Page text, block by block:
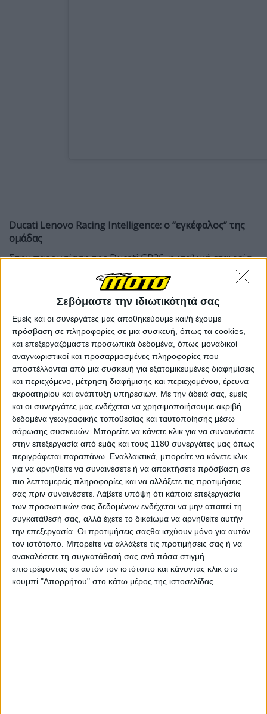
Σεβόμαστε την ιδιωτικότητά σας
Εμείς και οι συνεργάτες μας αποθηκεύουμε και/ή έχουμε
πρόσβαση σε πληροφορίες σε μια συσκευή, όπως τα cookies,
και επεξεργαζόμαστε προσωπικά δεδομένα, όπως μοναδικοί
αναγνωριστικοί και προσαρμοσμένες πληροφορίες που
αποστέλλονται από μια συσκευή για εξατομικευμένες διαφημίσεις
και περιεχόμενο, μέτρηση διαφήμισης και περιεχομένου, έρευνα
ακροατηρίου και ανάπτυξη υπηρεσιών. Με την άδειά σας, εμείς
και οι συνεργάτες μας ενδέχεται να χρησιμοποιήσουμε ακριβή
δεδομένα γεωγραφικής τοποθεσίας και ταυτοποίησης μέσω
σάρωσης συσκευών. Μπορείτε να κάνετε κλικ για να συναινέσετε
στην επεξεργασία από εμάς και τους 1180 συνεργάτες μας όπως
περιγράφεται παραπάνω. Εναλλακτικά, μπορείτε να κάνετε κλικ
για να αρνηθείτε να συναινέσετε ή να αποκτήσετε πρόσβαση σε
πιο λεπτομερείς πληροφορίες και να αλλάξετε τις προτιμήσεις
σας πριν συναινέσετε. Λάβετε υπόψη ότι κάποια επεξεργασία
των προσωπικών σας δεδομένων ενδέχεται να μην απαιτεί τη
συγκατάθεσή σας, αλλά έχετε το δικαίωμα να αρνηθείτε αυτήν
την επεξεργασία. Οι προτιμήσεις σαςθα ισχύουν μόνο για αυτόν
τον ιστότοπο. Μπορείτε να αλλάξετε τις προτιμήσεις σας ή να
ανακαλέσετε τη συγκατάθεσή σας ανά πάσα στιγμή
επιστρέφοντας σε αυτόν τον ιστότοπο και κάνοντας κλικ στο
κουμπί "Απορρήτου" στο κάτω μέρος της ιστοσελίδας.
Ducati Lenovo Racing Intelligence: ο “εγκέφαλος” της
ομάδας
Στην παρουσίαση της Ducati GP26, η ιταλική εταιρεία
αποκάλυψε την Ducati Lenovo Racing Intelligence, ένα
σύστημα τεχνητής νοημοσύνης σχεδιασμένο
αποκλειστικά για τις ανάγκες της ομάδας.
Δεν πρόκειται για κάποιο φουτουριστικό gadget για
τον αναβάτη, αλλά για μια πλατφόρμα που συνδυάζει
ιστορικά δεδομένα, δεδομένα σε πραγματικό χρόνο
και προσομοιώσεις με στόχο να αναλύει τι
λειτούργησε και τι όχι στο παρελθόν, να προβλέπει
χιλιάδες πιθανά σενάρια πριν αυτά συμβούν στην
πίστα και τελικά να προτείνει ρυθμίσεις, στρατηγικές
και κατευθύνσεις εξέλιξης.